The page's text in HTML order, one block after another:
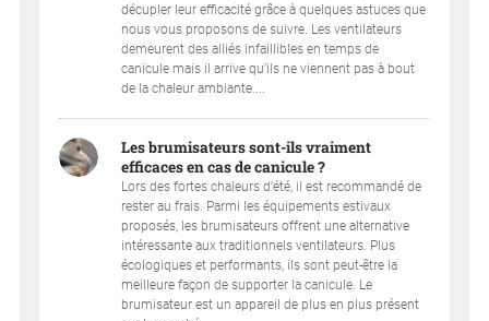
décupler leur efficacité grâce à quelques astuces que
nous vous proposons de suivre. Les ventilateurs
demeurent des alliés infaillibles en temps de
canicule mais il arrive qu’ils ne viennent pas à bout
de la chaleur ambiante....
Les brumisateurs sont-ils vraiment
efficaces en cas de canicule ?
Lors des fortes chaleurs d’été, il est recommandé de
rester au frais. Parmi les équipements estivaux
proposés, les brumisateurs offrent une alternative
intéressante aux traditionnels ventilateurs. Plus
écologiques et performants, ils sont peut-être la
meilleure façon de supporter la canicule. Le
brumisateur est un appareil de plus en plus présent